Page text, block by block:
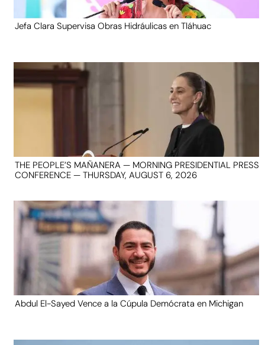
Jefa Clara Supervisa Obras Hidráulicas en Tláhuac
THE PEOPLE’S MAÑANERA — MORNING PRESIDENTIAL PRESS
CONFERENCE — THURSDAY, AUGUST 6, 2026
Abdul El-Sayed Vence a la Cúpula Demócrata en Michigan